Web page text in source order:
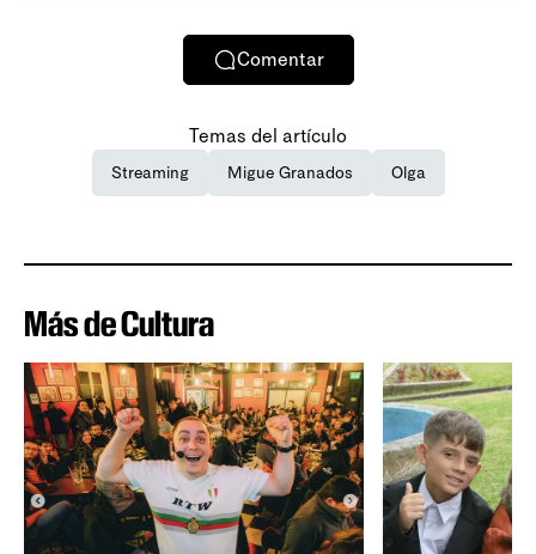
Comentar
Temas del artículo
Streaming Migue Granados Olga
Más de Cultura